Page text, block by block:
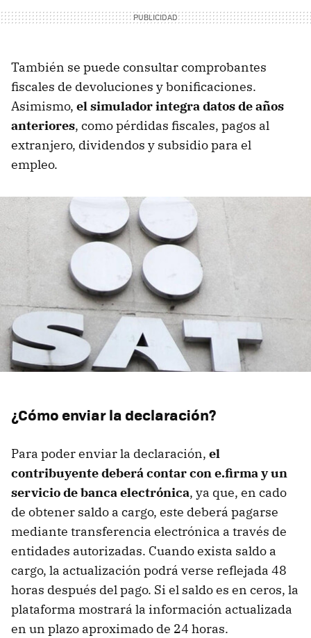
También se puede consultar comprobantes
fiscales de devoluciones y bonificaciones.
Asimismo, el simulador integra datos de años
anteriores, como pérdidas fiscales, pagos al
extranjero, dividendos y subsidio para el
empleo.
¿Cómo enviar la declaración?
Para poder enviar la declaración, el
contribuyente deberá contar con e.firma y un
servicio de banca electrónica, ya que, en cado
de obtener saldo a cargo, este deberá pagarse
mediante transferencia electrónica a través de
entidades autorizadas. Cuando exista saldo a
cargo, la actualización podrá verse reflejada 48
horas después del pago. Si el saldo es en ceros, la
plataforma mostrará la información actualizada
en un plazo aproximado de 24 horas.